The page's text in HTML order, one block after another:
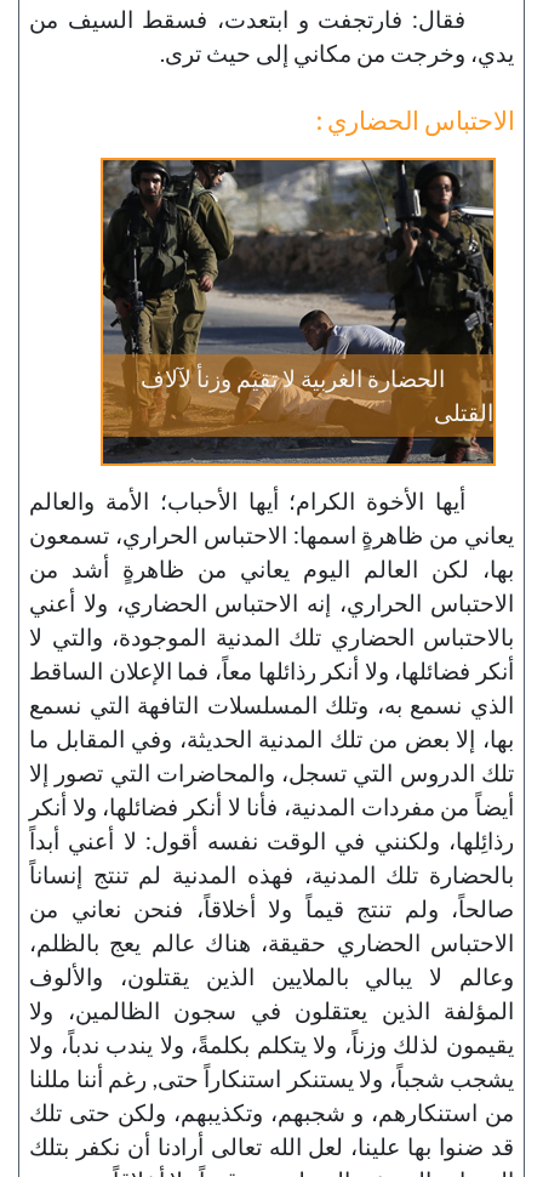
فقال: فارتجفت و ابتعدت، فسقط السيف من
يدي، وخرجت من مكاني إلى حيث ترى.
الاحتباس الحضاري :
الحضارة الغربية لا تقيم وزنأ لآلاف
القتلى
أيها الأخوة الكرام؛ أيها الأحباب؛ الأمة والعالم
يعاني من ظاهرةٍ اسمها: الاحتباس الحراري، تسمعون
بها، لكن العالم اليوم يعاني من ظاهرةٍ أشد من
الاحتباس الحراري، إنه الاحتباس الحضاري، ولا أعني
بالاحتباس الحضاري تلك المدنية الموجودة، والتي لا
أنكر فضائلها، ولا أنكر رذائلها معاً، فما الإعلان الساقط
الذي نسمع به، وتلك المسلسلات التافهة التي نسمع
بها، إلا بعض من تلك المدنية الحديثة، وفي المقابل ما
تلك الدروس التي تسجل، والمحاضرات التي تصور إلا
أيضاً من مفردات المدنية، فأنا لا أنكر فضائلها، ولا أنكر
رذائِلها، ولكنني في الوقت نفسه أقول: لا أعني أبداً
بالحضارة تلك المدنية، فهذه المدنية لم تنتج إنساناً
صالحاً، ولم تنتج قيماً ولا أخلاقاً، فنحن نعاني من
الاحتباس الحضاري حقيقة، هناك عالم يعج بالظلم،
وعالم لا يبالي بالملايين الذين يقتلون، والألوف
المؤلفة الذين يعتقلون في سجون الظالمين، ولا
يقيمون لذلك وزناً، ولا يتكلم بكلمةً، ولا يندب ندباً، ولا
يشجب شجباً، ولا يستنكر استنكاراً حتى, رغم أننا مللنا
من استنكارهم، و شجبهم، وتكذيبهم، ولكن حتى تلك
قد ضنوا بها علينا، لعل الله تعالى أرادنا أن نكفر بتلك